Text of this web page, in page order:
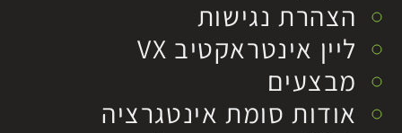
הצהרת נגישות
ליין אינטראקטיב VX
מבצעים
אודות סומת אינטגרציה